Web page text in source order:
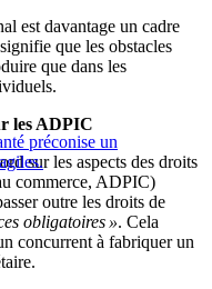
est davantage un cadre
que les obstacles
que dans les
préconise un
les ADPIC
sur les aspects des droits
commerce, ADPIC)
outre les droits de
obligatoires ». Cela
concurrent à fabriquer un